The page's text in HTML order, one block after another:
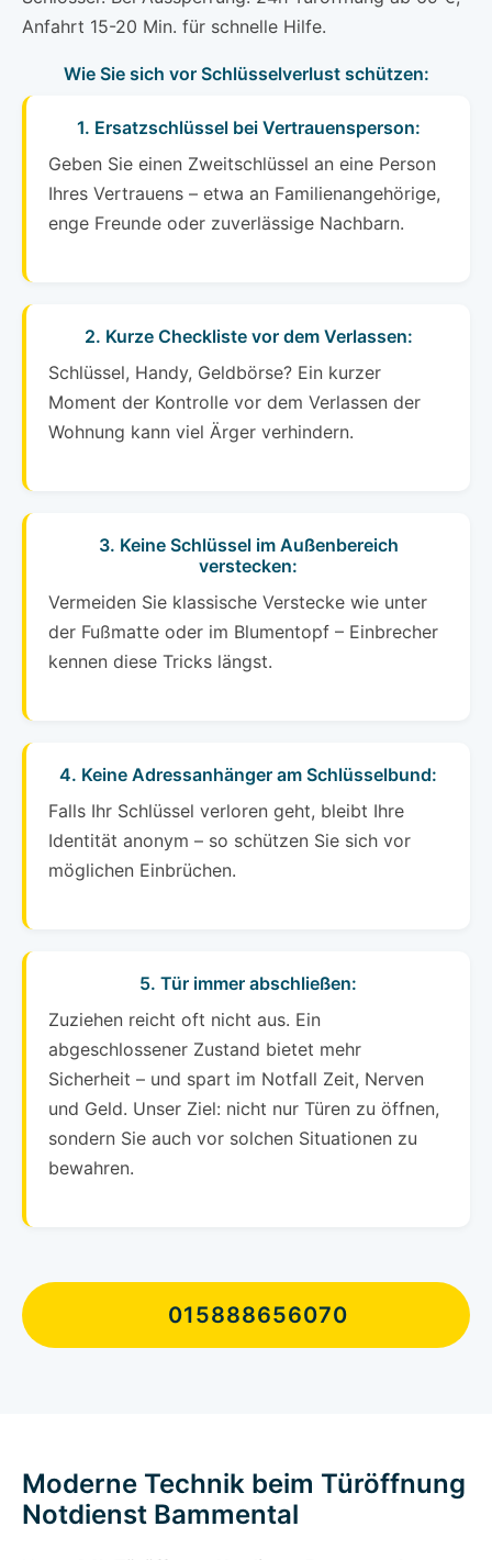
Anfahrt 15-20 Min. für schnelle Hilfe.
Wie Sie sich vor Schlüsselverlust schützen:
1. Ersatzschlüssel bei Vertrauensperson:
Geben Sie einen Zweitschlüssel an eine Person
Ihres Vertrauens – etwa an Familienangehörige,
enge Freunde oder zuverlässige Nachbarn.
2. Kurze Checkliste vor dem Verlassen:
Schlüssel, Handy, Geldbörse? Ein kurzer
Moment der Kontrolle vor dem Verlassen der
Wohnung kann viel Ärger verhindern.
3. Keine Schlüssel im Außenbereich
verstecken:
Vermeiden Sie klassische Verstecke wie unter
der Fußmatte oder im Blumentopf – Einbrecher
kennen diese Tricks längst.
4. Keine Adressanhänger am Schlüsselbund:
Falls Ihr Schlüssel verloren geht, bleibt Ihre
Identität anonym – so schützen Sie sich vor
möglichen Einbrüchen.
5. Tür immer abschließen:
Zuziehen reicht oft nicht aus. Ein
abgeschlossener Zustand bietet mehr
Sicherheit – und spart im Notfall Zeit, Nerven
und Geld. Unser Ziel: nicht nur Türen zu öffnen,
sondern Sie auch vor solchen Situationen zu
bewahren.
015888656070
Moderne Technik beim Türöffnung
Notdienst Bammental